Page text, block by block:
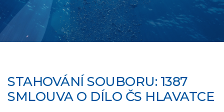
STAHOVÁNÍ SOUBORU: 1387
SMLOUVA O DÍLO ČS HLAVATCE